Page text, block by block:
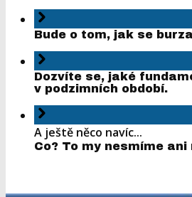
Bude o tom, jak se
Dozvíte se, jaké
v podzimních období.
A ještě něco navíc...
Co? To my nesmíme ani